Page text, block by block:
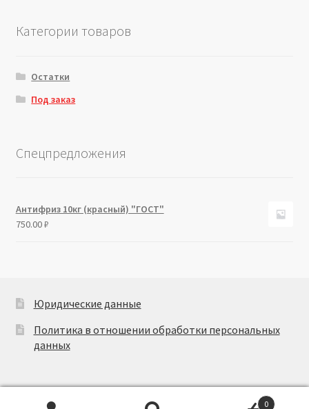
Категории товаров
Остатки
Под заказ
Спецпредложения
Антифриз 10кг (красный) "ГОСТ"
750.00₽
Юридические данные
Политика в отношении обработки персональных
данных
0